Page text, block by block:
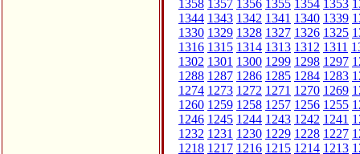
1358 1357 1356 1355 1354 1353
1344 1343 1342 1341 1340 1339
1330 1329 1328 1327 1326 1325
1316 1315 1314 1313 1312 1311
1302 1301 1300 1299 1298 1297
1288 1287 1286 1285 1284 1283
1274 1273 1272 1271 1270 1269
1260 1259 1258 1257 1256 1255
1246 1245 1244 1243 1242 1241
1232 1231 1230 1229 1228 1227
1218 1217 1216 1215 1214 1213